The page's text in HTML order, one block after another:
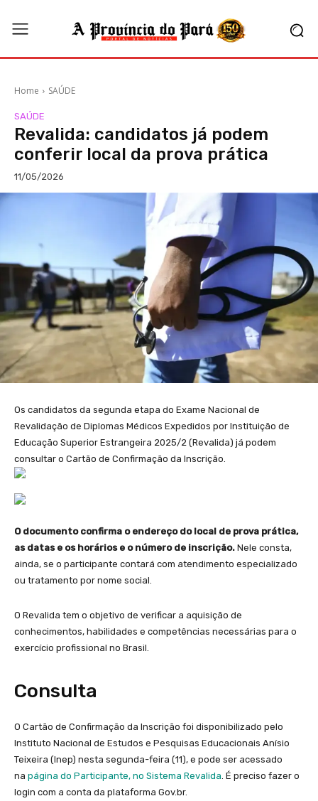
Home SAÚDE
SAÚDE
Revalida: candidatos já podem
conferir local da prova prática
11/05/2026
Os candidatos da segunda etapa do Exame Nacional de
Revalidação de Diplomas Médicos Expedidos por Instituição de
Educação Superior Estrangeira 2025/2 (Revalida) já podem
consultar o Cartão de Confirmação da Inscrição.
O documento confirma o endereço do local de prova prática,
as datas e os horários e o número de inscrição. Nele consta,
ainda, se o participante contará com atendimento especializado
ou tratamento por nome social.
O Revalida tem o objetivo de verificar a aquisição de
conhecimentos, habilidades e competências necessárias para o
exercício profissional no Brasil.
Consulta
O Cartão de Confirmação da Inscrição foi disponibilizado pelo
Instituto Nacional de Estudos e Pesquisas Educacionais Anísio
Teixeira (Inep) nesta segunda-feira (11), e pode ser acessado
na página do Participante, no Sistema Revalida . É preciso fazer o
login com a conta da plataforma Gov.br.